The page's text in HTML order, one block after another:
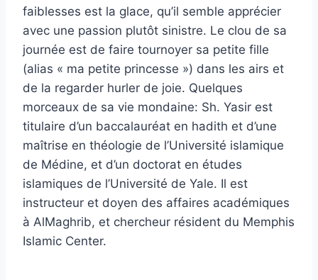
faiblesses est la glace, qu’il semble apprécier
avec une passion plutôt sinistre. Le clou de sa
journée est de faire tournoyer sa petite fille
(alias « ma petite princesse ») dans les airs et
de la regarder hurler de joie. Quelques
morceaux de sa vie mondaine: Sh. Yasir est
titulaire d’un baccalauréat en hadith et d’une
maîtrise en théologie de l’Université islamique
de Médine, et d’un doctorat en études
islamiques de l’Université de Yale. Il est
instructeur et doyen des affaires académiques
à AlMaghrib, et chercheur résident du Memphis
Islamic Center.